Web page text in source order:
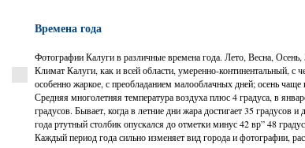
Времена года
Фотографии Калуги в различные времена года. Лето, Весна, Осень,
Климат Калуги, как и всей области, умеренно-континентальный,
особенно жаркое, с преобладанием малооблачных дней; осень
Средняя многолетняя температура воздуха плюс 4 градуса, в
градусов. Бывает, когда в летние дни жара достигает 35
года ртутный столбик опускался до отметки минус 42 вр” 48
Каждый период года сильно изменяет вид города и фотографии,